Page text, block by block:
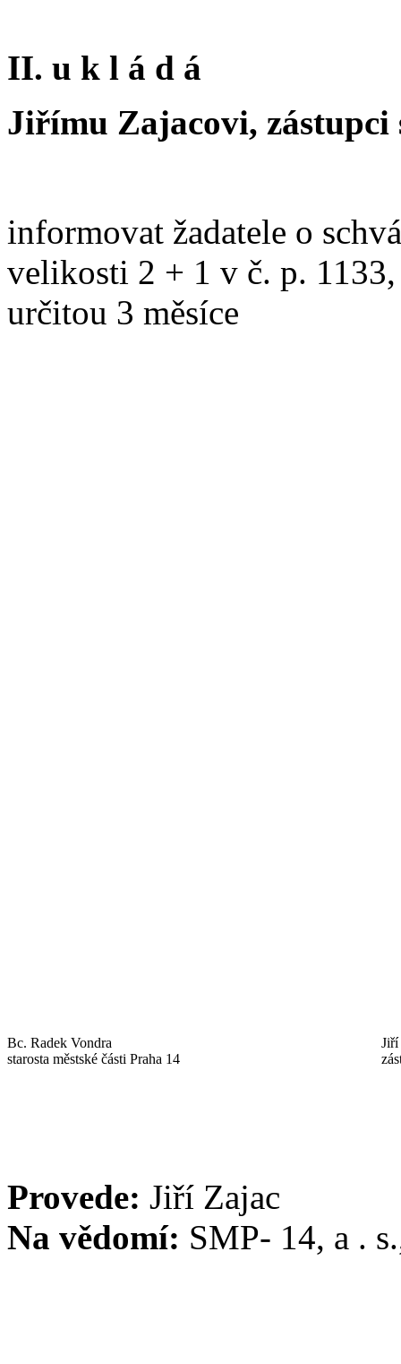
II. u k l á d á
Jiřímu Zajacovi, zástupci
informovat žadatele o
velikosti 2 + 1 v č. p.
určitou 3 měsíce
Bc. Radek Vondra
starosta městské části Praha 14
Jiří
Provede: Jiří Zajac
Na vědomí: SMP- 14, a .